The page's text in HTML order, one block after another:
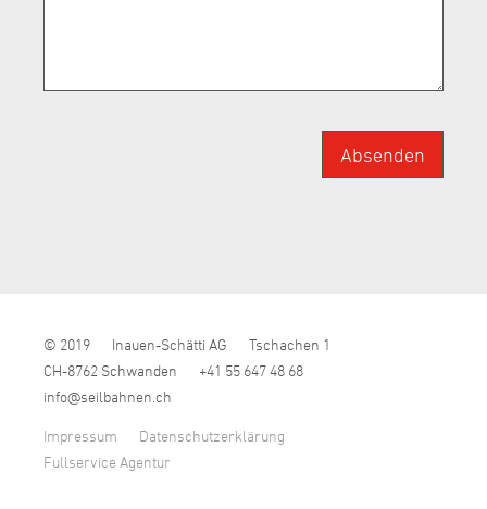
Absenden
© 2019 Inauen-Schätti AG
Tschachen 1
CH-8762 Schwanden
+41 55 647 48 68
nf
s lb hn n ch
Impressum
Datenschutzerklärung
Fullservice Agentur